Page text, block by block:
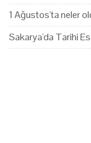
1 Ağustos'ta neler
Sakarya'da Tarihi